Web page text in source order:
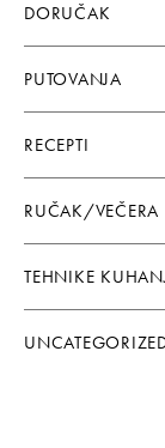
DORUČAK
PUTOVANJA
RECEPTI
RUČAK/VEČERA
TEHNIKE